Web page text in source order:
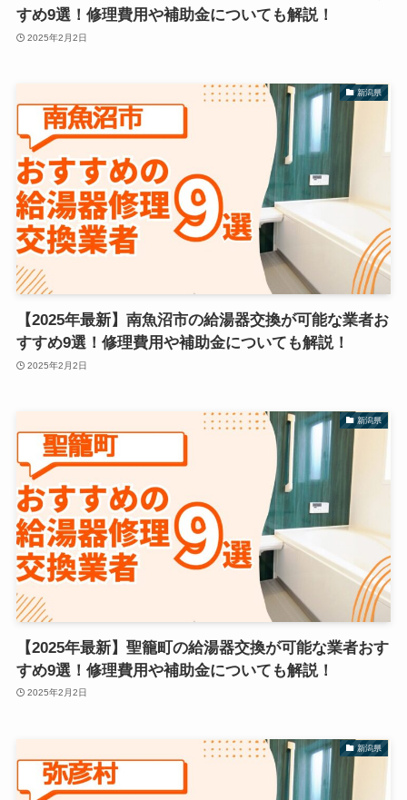
すめ9選！修理費用や補助金についても解説！
2025年2月2日
新潟県
【2025年最新】南魚沼市の給湯器交換が可能な業者お
すすめ9選！修理費用や補助金についても解説！
2025年2月2日
新潟県
【2025年最新】聖籠町の給湯器交換が可能な業者おす
すめ9選！修理費用や補助金についても解説！
2025年2月2日
新潟県